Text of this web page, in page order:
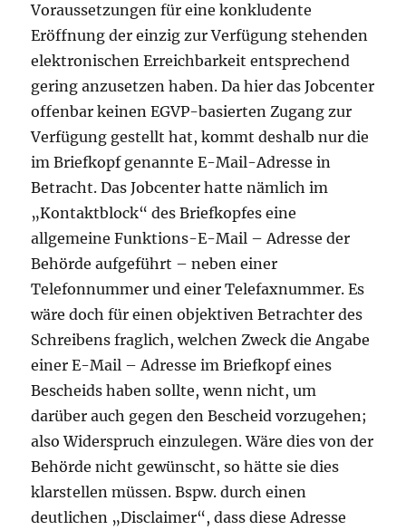
Voraussetzungen für eine konkludente
Eröffnung der einzig zur Verfügung stehenden
elektronischen Erreichbarkeit entsprechend
gering anzusetzen haben. Da hier das Jobcenter
offenbar keinen EGVP-basierten Zugang zur
Verfügung gestellt hat, kommt deshalb nur die
im Briefkopf genannte E-Mail-Adresse in
Betracht. Das Jobcenter hatte nämlich im
„Kontaktblock“ des Briefkopfes eine
allgemeine Funktions-E-Mail – Adresse der
Behörde aufgeführt – neben einer
Telefonnummer und einer Telefaxnummer. Es
wäre doch für einen objektiven Betrachter des
Schreibens fraglich, welchen Zweck die Angabe
einer E-Mail – Adresse im Briefkopf eines
Bescheids haben sollte, wenn nicht, um
darüber auch gegen den Bescheid vorzugehen;
also Widerspruch einzulegen. Wäre dies von der
Behörde nicht gewünscht, so hätte sie dies
klarstellen müssen. Bspw. durch einen
deutlichen „Disclaimer“, dass diese Adresse